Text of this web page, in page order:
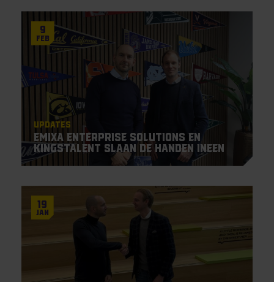
9
Feb
Updates
Emixa Enterprise Solutions en
KingsTalent slaan de handen ineen
19
Jan